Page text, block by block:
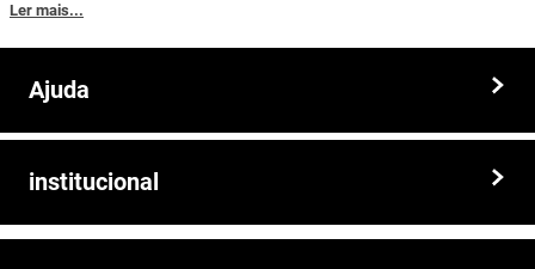
competitivos. Nós também oferecemos um atendimento
personalizado, com equipe de profissionais altamente capacitados
Somos a solução ideal para quem busca peças e acessórios agrícolas
Ler mais...
Ajuda
Prazos e entregas
institucional
Quem somos